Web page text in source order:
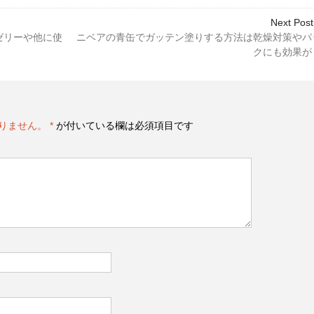
ーや他に使
Next
ニベアの青缶でガッテン塗りする方法は乾燥対策やパ
クにも効果が
ません。 * が付いている欄は必須項目です